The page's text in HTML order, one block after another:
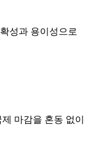
성과 용이성으로
마감을 혼동 없이